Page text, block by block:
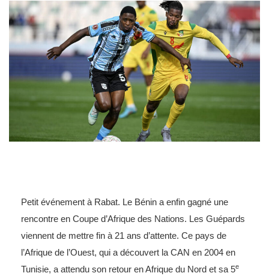
Petit événement à Rabat. Le Bénin a enfin gagné une
rencontre en Coupe d’Afrique des Nations. Les Guépards
viennent de mettre fin à 21 ans d’attente. Ce pays de
l’Afrique de l’Ouest, qui a découvert la CAN en 2004 en
Tunisie, a attendu son retour en Afrique du Nord et sa 5e